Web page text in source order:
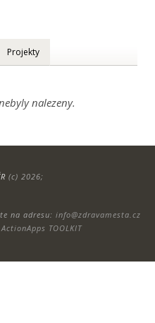
Projekty
nalezeny.
na adresu: info@zdravamesta.cz
TOOLKIT
(c) 2026;